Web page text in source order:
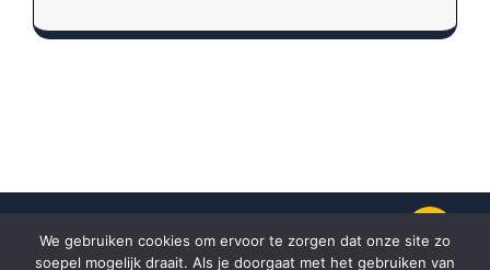
We gebruiken cookies om ervoor te zorgen dat onze site zo
soepel mogelijk draait. Als je doorgaat met het gebruiken van